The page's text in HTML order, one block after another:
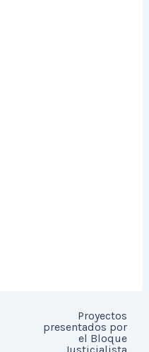
Proyectos
presentados por
el Bloque